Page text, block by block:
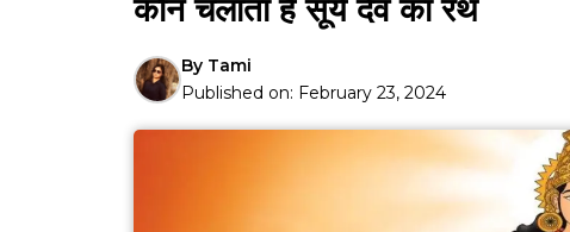
कौन चलाता है सूर्य देव का रथ
By Tami
Published on: February 23, 2024